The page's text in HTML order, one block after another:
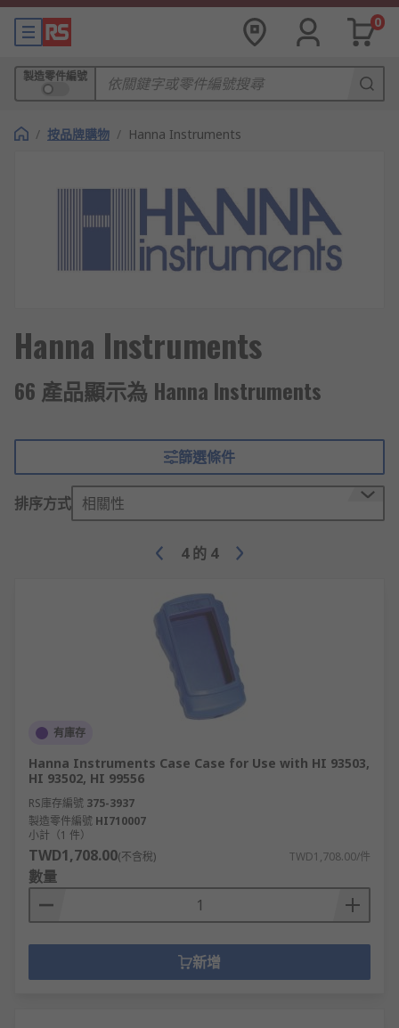
0
製造零件編號
/ 按品牌購物 / Hanna Instruments
Hanna Instruments
66 產品顯示為 Hanna Instruments
篩選條件
排序方式 相關性
4 的 4
有庫存
Hanna Instruments Case Case for Use with HI 93503,
HI 93502, HI 99556
RS庫存編號 375-3937
製造零件編號 HI710007
小計（1 件）
TWD1,708.00(不含稅) TWD1,708.00/件
數量
新增